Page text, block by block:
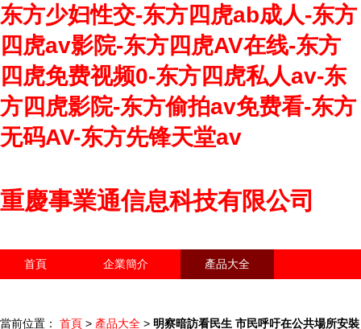
东方少妇性交-东方四虎ab成人-东方
四虎av影院-东方四虎AV在线-东方
四虎免费视频0-东方四虎私人av-东
方四虎影院-东方偷拍av免费看-东方
无码AV-东方先锋天堂av
重慶事業通信息科技有限公司
首頁 企業簡介 產品大全
當前位置： 首頁 > 產品大全 > 明察暗訪看民生 市民呼吁在公共場所安裝